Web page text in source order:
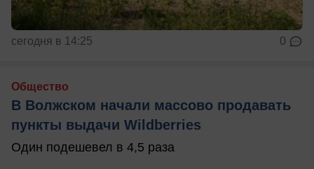
сегодня в 14:25 0
Общество
В Волжском начали массово продавать
пункты выдачи Wildberries
Один подешевел в 4,5 раза